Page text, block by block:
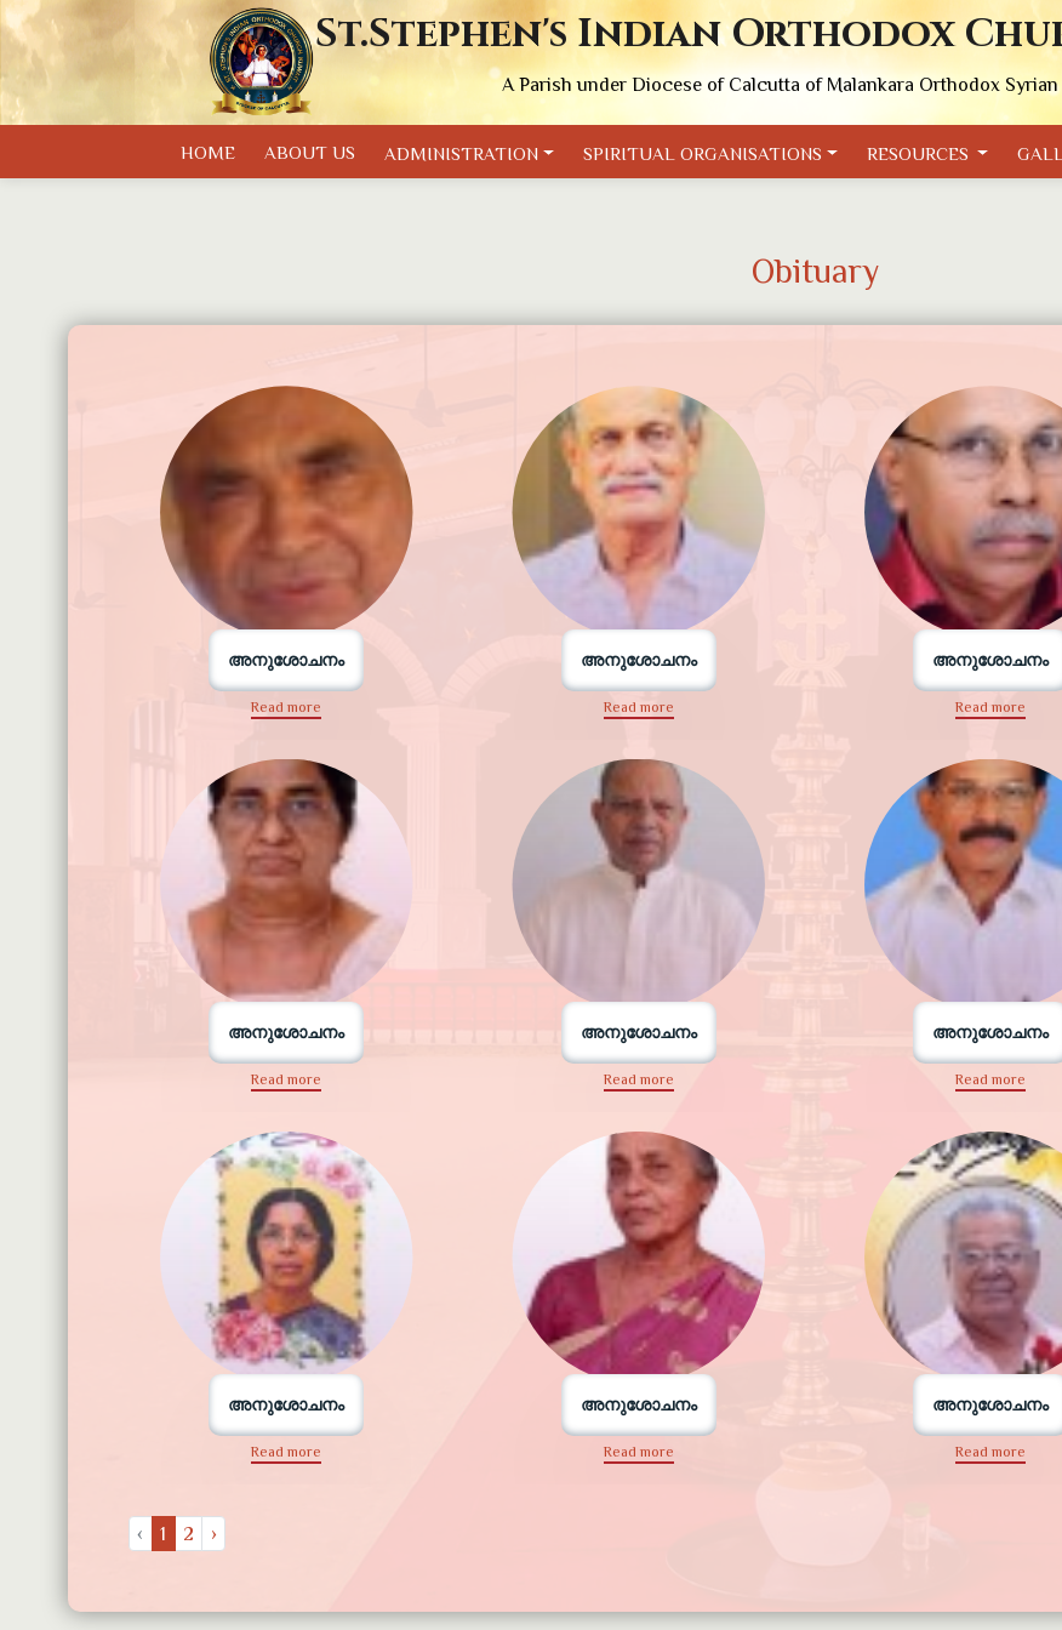
St.Stephen's Indian Orthodox
A Parish under Diocese of Calcutta of Malankara Orthodox
HOME ABOUT US ADMINISTRATION SPIRITUAL ORGANISATIONS RESOURCES
Obituary
അനുശോചനം
Read more
അനുശോചനം
Read more
അനുശോചനം
Read more
അനുശോചനം
Read more
അനുശോചനം
Read more
അനുശോചനം
Read more
അനുശോചനം
Read more
അനുശോചനം
Read more
അനുശോചനം
Read more
‹ 1 2 ›